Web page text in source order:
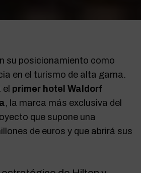
su posicionamiento como
en el turismo de alta gama.
primer hotel Waldorf
, la marca más exclusiva del
que supone una
de euros y que abrirá sus